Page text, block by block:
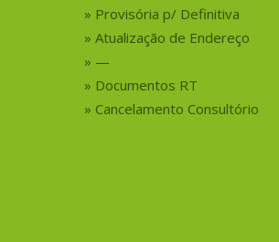
Provisória p/ Definitiva
Atualização de Endereço
—
Documentos RT
Cancelamento Consultório